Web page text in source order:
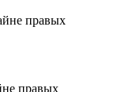
правых
правых